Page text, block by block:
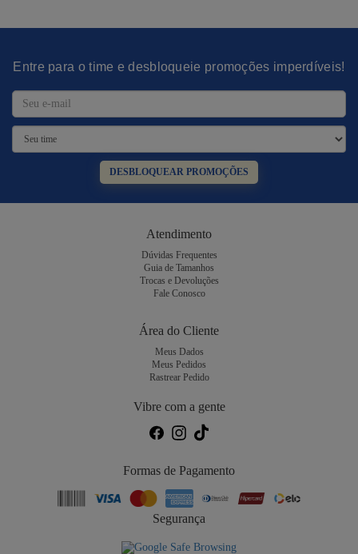
Entre para o time e desbloqueie promoções imperdíveis!
DESBLOQUEAR PROMOÇÕES
Atendimento
Dúvidas Frequentes
Guia de Tamanhos
Trocas e Devoluções
Fale Conosco
Área do Cliente
Meus Dados
Meus Pedidos
Rastrear Pedido
Vibre com a gente
Formas de Pagamento
Segurança